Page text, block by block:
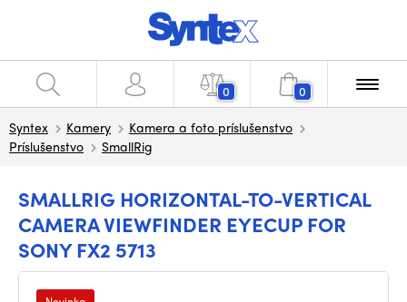
0 0
Syntex Kamery
Kamera a foto príslušenstvo
Príslušenstvo
SmallRig
SMALLRIG HORIZONTAL-TO-VERTICAL
CAMERA VIEWFINDER EYECUP FOR
SONY FX2 5713